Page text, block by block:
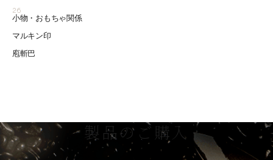
26
小物・おもちゃ関係
マルキン印
庖斬巴
製品のご購入